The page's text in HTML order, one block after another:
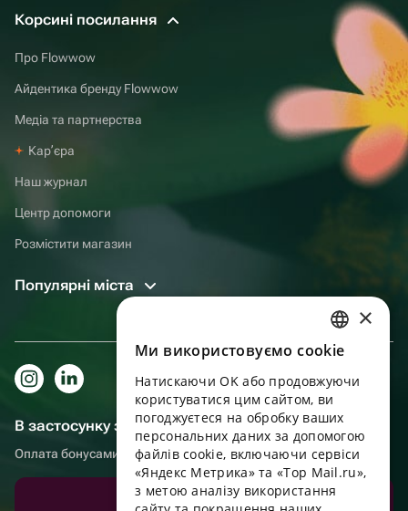
Корсині посилання
Про Flowwow
Айдентика бренду Flowwow
Медіа та партнерства
Карʼєра
Наш журнал
Центр допомоги
Розмістити магазин
Популярні міста
В застосунку зручніше!
Оплата бонусами, самовивіз, зручний чат підтримки
Завантажити додаток
RUSSIAN
ENGLISH
UKRAINIAN
PORTUGUESE
SPANISH
HUNGARIAN
×
Ми використовуємо cookie
Натискаючи OK або продовжуючи
користуватися цим сайтом, ви
погоджуєтеся на обробку ваших
персональних даних за допомогою
файлів cookie, включаючи сервіси
«Яндекс Метрика» та «Top Mail.ru»,
з метою аналізу використання